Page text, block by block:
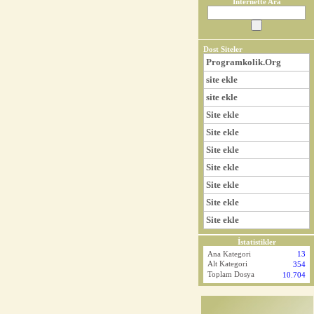
Dost Siteler
Programkolik.Org
site ekle
site ekle
Site ekle
Site ekle
Site ekle
Site ekle
Site ekle
Site ekle
Site ekle
İstatistikler
Ana Kategori
13
Alt Kategori
354
Toplam Dosya 10.704